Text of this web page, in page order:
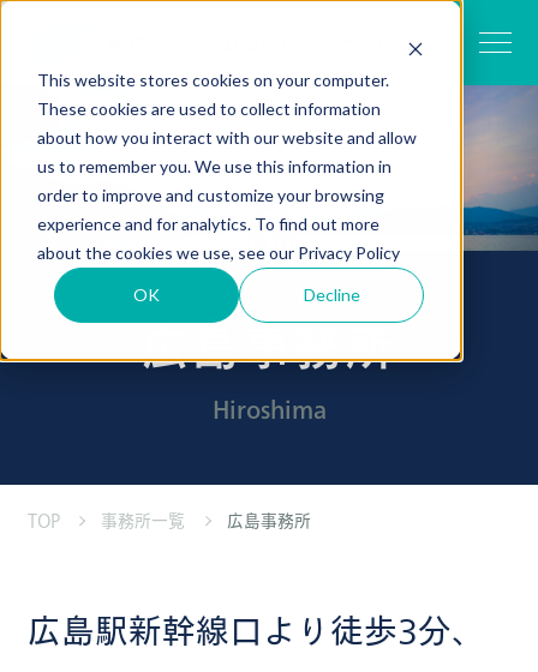
This website stores cookies on your computer.
These cookies are used to collect information
about how you interact with our website and allow
us to remember you. We use this information in
order to improve and customize your browsing
experience and for analytics. To find out more
about the cookies we use, see our Privacy Policy
OK Decline
広島事務所
Hiroshima
TOP 事務所一覧 広島事務所
広島駅新幹線口より徒歩3分、